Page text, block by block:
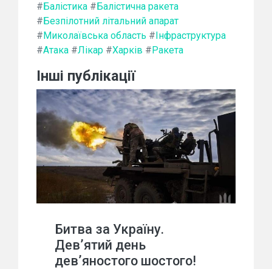
# Балістика # Балістична ракета
# Безпілотний літальний апарат
# Миколаївська область # Інфраструктура
#Атака #Лікар #Харків # Ракета
Інші публікації
Битва за Україну.
Дев’ятий день
дев’яностого шостого!